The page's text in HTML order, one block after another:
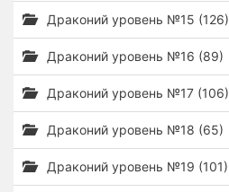
Драконий уровень №15 (126)
Драконий уровень №16 (89)
Драконий уровень №17 (106)
Драконий уровень №18 (65)
Драконий уровень №19 (101)